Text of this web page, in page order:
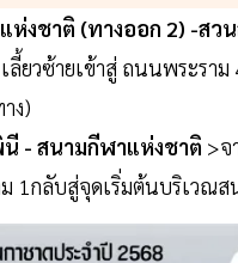
ห่งชาติ (ทางออก 2) -สว
ลี้ยวซ้ายเข้าสู่ ถนนพระรา
ง)
- สนามกีฬาแห่งชาติ >จ
1กลับสู่จุดเริ่มต้นบริเวณ